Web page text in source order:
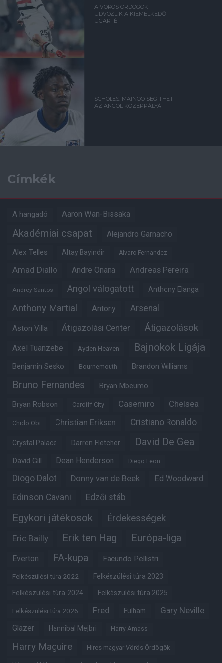
A VÖRÖS ÖRDÖGÖK
ÜDVÖZLIK A KIEMELKEDŐ
UGARTÉT
SCHOLES: MAINOO SEGÍTHETI
AZ ANGOL KÖZÉPPÁLYÁT
Címkék
A hangadó Aaron Wan-Bissaka
Akadémiai csapat Alejandro Garnacho
Alex Telles Altay Bayindir Alvaro Fernandez
Amad Diallo Andre Onana Andreas Pereira
Andrey Santos Angol válogatott Anthony Elanga
Anthony Martial Antony Arsenal
Aston Villa Átigazolási Center Átigazolások
Axel Tuanzebe Ayden Heaven Bajnokok Ligája
Benjamin Sesko Bournemouth Brandon Williams
Bruno Fernandes Bryan Mbeumo
Bryan Robson Cardiff City Casemiro Chelsea
Chido Obi Christian Eriksen Cristiano Ronaldo
Crystal Palace Darren Fletcher David De Gea
David Gill Dean Henderson Diego Leon
Diogo Dalot Donny van de Beek Ed Woodward
Edinson Cavani Edzői stáb
Egykori játékosok Érdekességek
Eric Bailly Erik ten Hag Európa-liga
Everton FA-kupa Facundo Pellistri
Felkészülési túra 2022 Felkészülési túra 2023
Felkészülési túra 2024 Felkészülési túra 2025
Felkészülési túra 2026 Fred Fulham Gary Neville
Glazer Hannibal Mejbri Harry Amass
Harry Maguire Híres magyar Vörös Ördögök